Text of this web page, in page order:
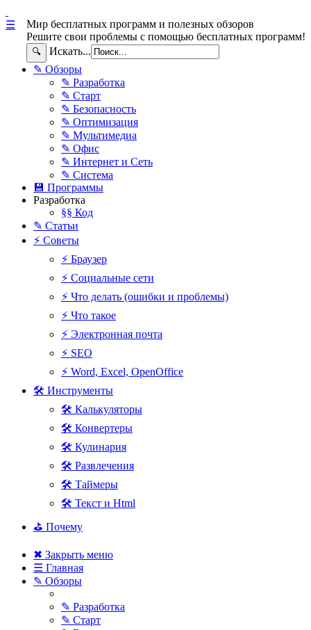
Мир бесплатных программ и полезных обзоров
Решите свои проблемы с помощью бесплатных программ!
🔍 Искать...
☰
✎ Обзоры
✎ Разработка
✎ Старт
✎ Безопасность
✎ Оптимизация
✎ Мультимедиа
✎ Офис
✎ Интернет и Сеть
✎ Система
💾 Программы
Разработка
§§ Код
✎ Статьи
⚡ Советы
⚡ Браузер
⚡ Социальные сети
⚡ Что делать (ошибки и проблемы)
⚡ Что такое
⚡ Электронная почта
⚡ SEO
⚡ Word, Excel, OpenOffice
🛠 Инструменты
🛠 Калькуляторы
🛠 Конвертеры
🛠 Кулинария
🛠 Развлечения
🛠 Таймеры
🛠 Текст и Html
⛳ Почему
✖ Закрыть меню
☰ Главная
✎ Обзоры
✎ Разработка
✎ Старт